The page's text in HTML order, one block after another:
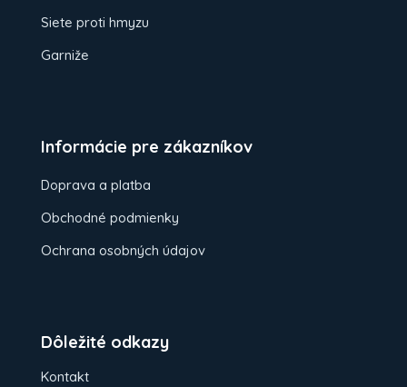
Siete proti hmyzu
Garniže
Informácie pre zákazníkov
Doprava a platba
Obchodné podmienky
Ochrana osobných údajov
Dôležité odkazy
Kontakt